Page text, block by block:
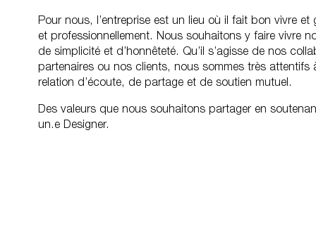
Pour nous, l’entreprise est un lieu où il fait bon vivre et
et professionnellement. Nous souhaitons y faire vivre
de simplicité et d’honnêteté. Qu’il s’agisse de nos
partenaires ou nos clients, nous sommes très attentifs
relation d’écoute, de partage et de soutien mutuel.
Des valeurs que nous souhaitons partager en
un.e Designer.